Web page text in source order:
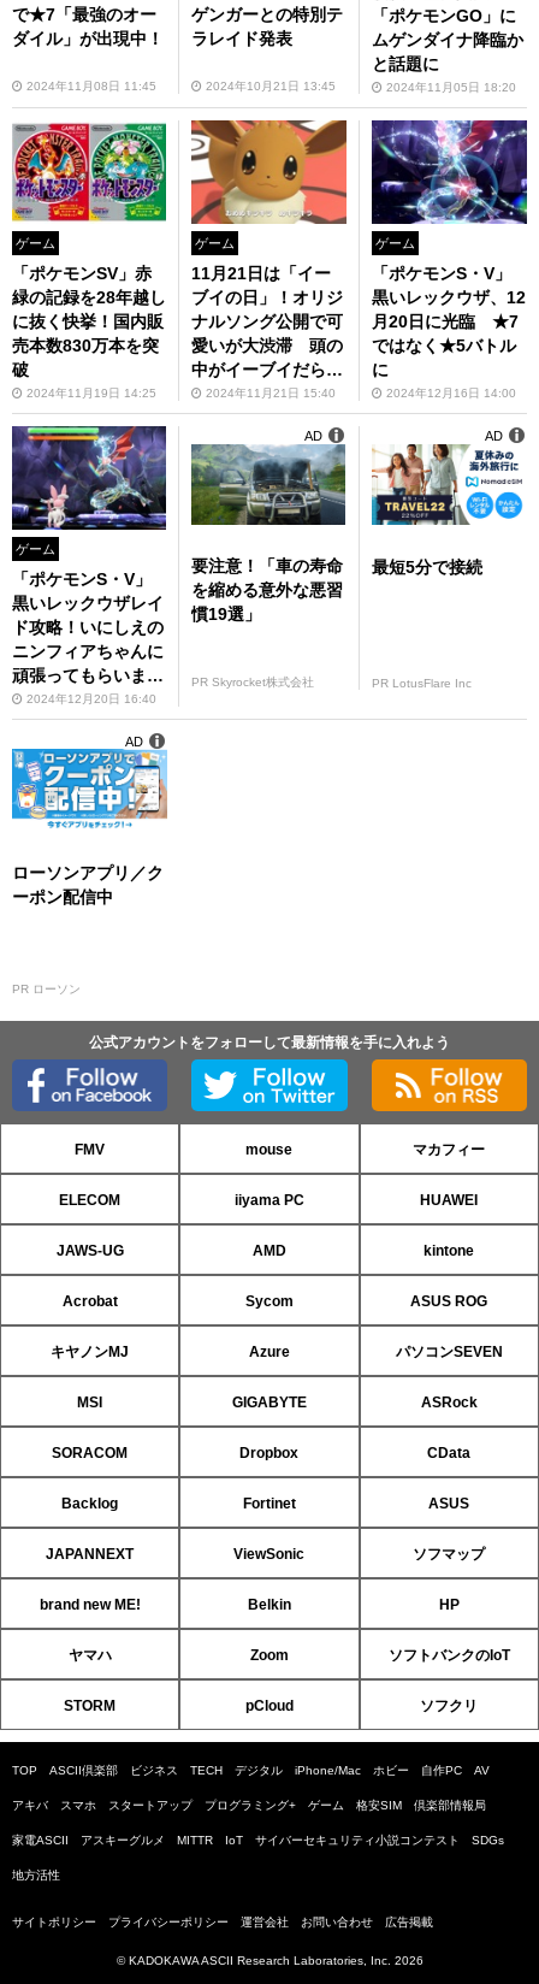
で★7「最強のオー
ダイル」が出現中！
2024年11月08日 11:45
ゲンガーとの特別テ
ラレイド発表
2024年10月21日 13:45
「ポケモンGO」に
ムゲンダイナ降臨か
と話題に
2024年11月05日 18:20
ゲーム
「ポケモンSV」赤
緑の記録を28年越し
に抜く快挙！国内販
売本数830万本を突
破
2024年11月19日 14:25
ゲーム
11月21日は「イー
ブイの日」！オリジ
ナルソング公開で可
愛いが大渋滞 頭の
中がイーブイだらけ
に2024年11月21日 15:40
ゲーム
「ポケモンS・V」
黒いレックウザ、12
月20日に光臨 ★7
ではなく★5バトル
に
2024年12月16日 14:00
ゲーム
「ポケモンS・V」
黒いレックウザレイ
ド攻略！いにしえの
ニンフィアちゃんに
頑張ってもらいまし
た2024年12月20日 16:40
要注意！「車の寿命
を縮める意外な悪習
慣19選」
PR Skyrocket株式会社
AD
最短5分で接続
PR LotusFlare Inc
AD
ローソンアプリ／ク
ーポン配信中
PR ローソン
AD
公式アカウントをフォローして最新情報を手に入れよう
FMV mouse マカフィー
ELECOM iiyama PC HUAWEI
JAWS-UG AMD kintone
Acrobat Sycom ASUS ROG
キヤノンMJ Azure パソコンSEVEN
MSI GIGABYTE ASRock
SORACOM Dropbox CData
Backlog Fortinet ASUS
JAPANNEXT ViewSonic ソフマップ
brand new ME! Belkin HP
ヤマハ Zoom ソフトバンクのIoT
STORM pCloud ソフクリ
TOP ASCII倶楽部 ビジネス TECH デジタル iPhone/Mac ホビー 自作PC AV
アキバ スマホ スタートアップ プログラミング+ ゲーム 格安SIM 倶楽部情報局
家電ASCII アスキーグルメ MITTR IoT サイバーセキュリティ小説コンテスト SDGs
地方活性
サイトポリシー プライバシーポリシー 運営会社 お問い合わせ 広告掲載
© KADOKAWA ASCII Research Laboratories, Inc. 2026